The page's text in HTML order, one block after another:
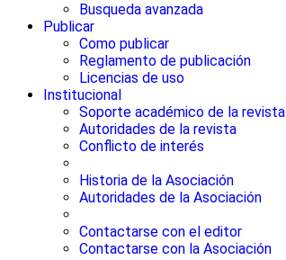
Busqueda avanzada
Publicar
Como publicar
Reglamento de publicación
Licencias de uso
Institucional
Soporte académico de la revista
Autoridades de la revista
Conflicto de interés
Historia de la Asociación
Autoridades de la Asociación
Contactarse con el editor
Contactarse con la Asociación